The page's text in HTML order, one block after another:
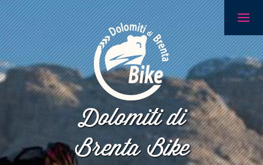
Dolomiti di
Brenta Bike